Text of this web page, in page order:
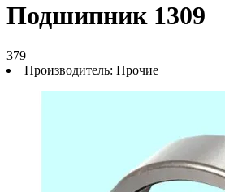
Подшипник 1309
379
Производитель: Прочие